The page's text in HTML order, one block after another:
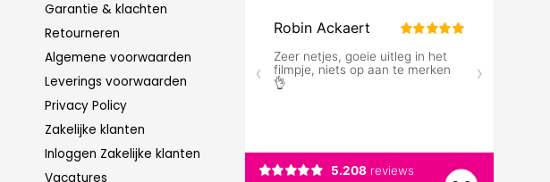
Garantie & klachten
Retourneren
Algemene voorwaarden
Leverings voorwaarden
Privacy Policy
Zakelijke klanten
Inloggen Zakelijke klanten
Vacatures